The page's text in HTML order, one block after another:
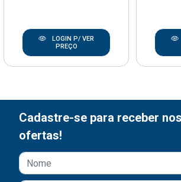
LOGIN P/ VER
PREÇO
Cadastre-se para receber
ofertas!